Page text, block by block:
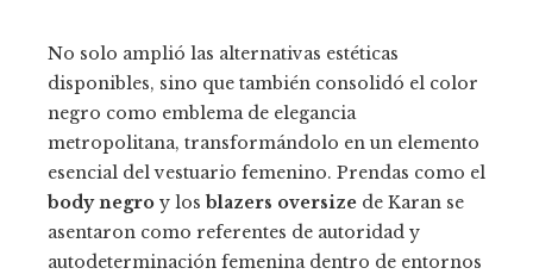
No solo amplió las alternativas estéticas
disponibles, sino que también consolidó el color
negro como emblema de elegancia
metropolitana, transformándolo en un elemento
esencial del vestuario femenino. Prendas como el
body negro y los blazers oversize de Karan se
asentaron como referentes de autoridad y
autodeterminación femenina dentro de entornos